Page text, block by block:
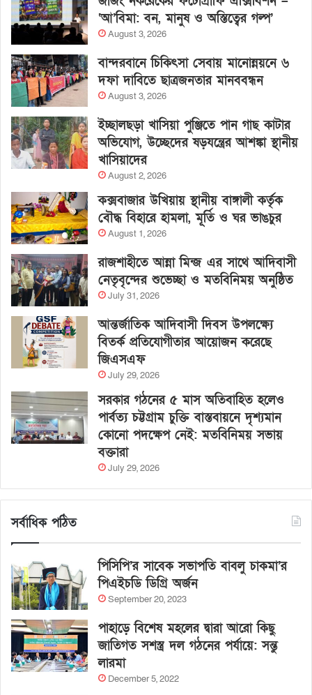
‘আ’বিমা: বন, মানুষ ও অস্তিত্বের গল্প’
August 3, 2026
বান্দরবানে চিকিৎসা সেবায় মানোন্নয়নে ৬
দফা দাবিতে ছাত্রজনতার মানববন্ধন
August 3, 2026
ইচ্ছালছড়া খাসিয়া পুঞ্জিতে পান গাছ কাটার
অভিযোগ, উচ্ছেদের ষড়যন্ত্রের আশঙ্কা স্থানীয়
খাসিয়াদের
August 2, 2026
কক্সবাজার উখিয়ায় স্থানীয় বাঙ্গালী কর্তৃক
বৌদ্ধ বিহারে হামলা, মূর্তি ও ঘর ভাঙচুর
August 1, 2026
রাজশাহীতে আন্না মিন্জ এর সাথে আদিবাসী
নেতৃবৃন্দের শুভেচ্ছা ও মতবিনিময় অনুষ্ঠিত
July 31, 2026
আন্তর্জাতিক আদিবাসী দিবস উপলক্ষ্যে
বিতর্ক প্রতিযোগীতার আয়োজন করেছে
জিএসএফ
July 29, 2026
সরকার গঠনের ৫ মাস অতিবাহিত হলেও
পার্বত্য চট্টগ্রাম চুক্তি বাস্তবায়নে দৃশ্যমান
কোনো পদক্ষেপ নেই: মতবিনিময় সভায়
বক্তারা
July 29, 2026
সর্বাধিক পঠিত
পিসিপি’র সাবেক সভাপতি বাবলু চাকমা’র
পিএইচডি ডিগ্রি অর্জন
September 20, 2023
পাহাড়ে বিশেষ মহলের দ্বারা আরো কিছু
জাতিগত সশস্ত্র দল গঠনের পর্যায়ে: সন্তু
লারমা
December 5, 2022